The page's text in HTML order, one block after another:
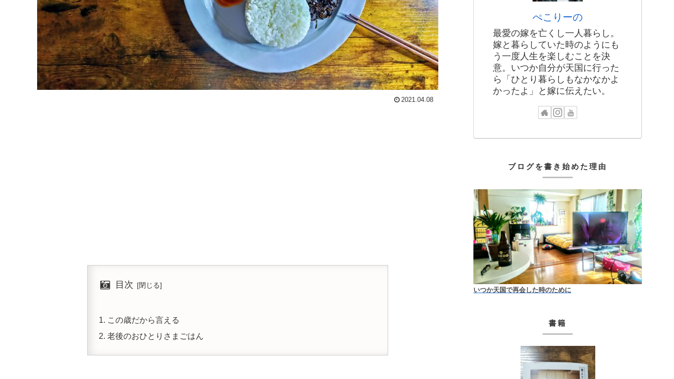
2021.04.08
目次
この歳だから言える
老後のおひとりさまごはん
ぺこりーの
最愛の嫁を亡くし一人暮らし。
嫁と暮らしていた時のようにも
う一度人生を楽しむことを決
意。いつか自分が天国に行った
ら「ひとり暮らしもなかなかよ
かったよ」と嫁に伝えたい。
ブログを書き始めた理由
いつか天国で再会した時のために
書籍